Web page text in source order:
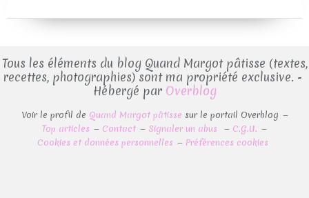
Tous les éléments du blog Quand Margot pâtisse (textes,
recettes, photographies) sont ma propriété exclusive. -
Hébergé par Overblog
Voir le profil de Quand Margot pâtisse sur le portail Overblog
Top articles
Contact Signaler un abus
C.G.U.
Cookies et données personnelles
Préférences cookies